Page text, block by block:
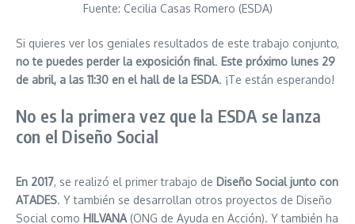
Fuente: Cecilia Casas Romero (ESDA)
Si quieres ver los geniales resultados de este trabajo conjunto,
no te puedes perder la exposición final. Este próximo lunes 29
de abril, a las 11:30 en el hall de la ESDA. ¡Te están esperando!
No es la primera vez que la ESDA se lanza
con el Diseño Social
En 2017, se realizó el primer trabajo de Diseño Social junto con
ATADES. Y también se desarrollan otros proyectos de Diseño
Social como HILVANA (ONG de Ayuda en Acción). Y también ha